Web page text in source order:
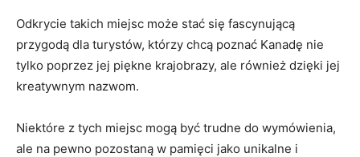
Odkrycie⁢ takich miejsc może stać​ się fascynującą
przygodą dla​ turystów,​ którzy chcą poznać Kanadę nie
tylko poprzez jej⁢ piękne krajobrazy, ale ‌również dzięki jej
kreatywnym nazwom.
Niektóre ‍z tych miejsc mogą być trudne do wymówienia,
‍ale na pewno pozostaną⁣ w pamięci ⁤jako unikalne i